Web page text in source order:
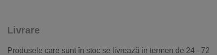
Livrare
Produsele care sunt în stoc se livrează in termen de 24 - 72